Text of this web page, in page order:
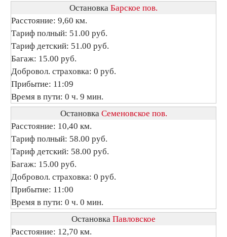
Остановка Барское пов.
Расстояние: 9,60 км.
Тариф полный: 51.00 руб.
Тариф детский: 51.00 руб.
Багаж: 15.00 руб.
Добровол. страховка: 0 руб.
Прибытие: 11:09
Время в пути: 0 ч. 9 мин.
Остановка Семеновское пов.
Расстояние: 10,40 км.
Тариф полный: 58.00 руб.
Тариф детский: 58.00 руб.
Багаж: 15.00 руб.
Добровол. страховка: 0 руб.
Прибытие: 11:00
Время в пути: 0 ч. 0 мин.
Остановка Павловское
Расстояние: 12,70 км.